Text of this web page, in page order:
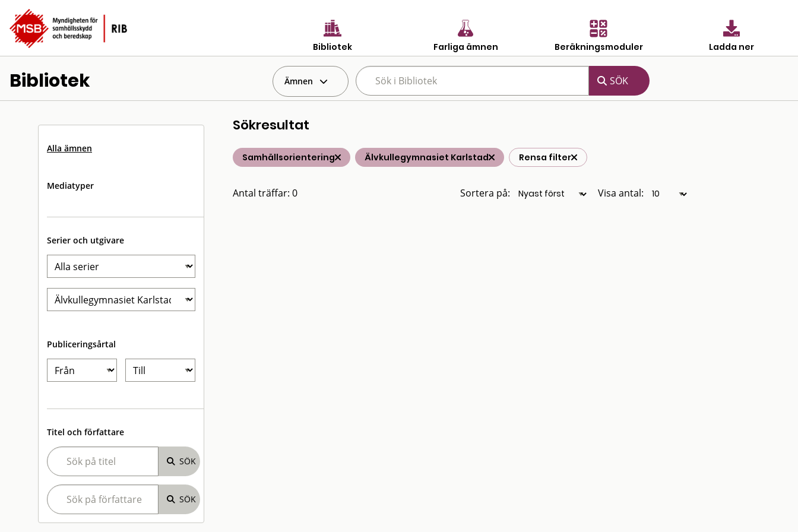
Bibliotek Farliga ämnen Beräkningsmoduler Ladda ner
Bibliotek Ämnen
Alla ämnen
Mediatyper
Serier och utgivare
Publiceringsårtal
Titel och författare
Sökresultat
Samhällsorientering Älvkullegymnasiet Karlstad Rensa filter
Antal träffar: 0 Sortera på: Visa antal: